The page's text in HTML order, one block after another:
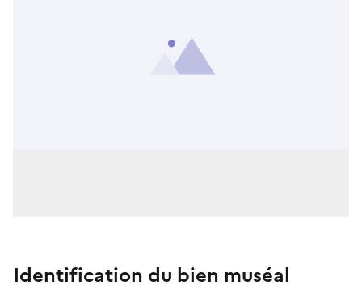
Identification du bien muséal